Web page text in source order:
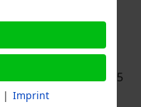
Aussage darüber
die
Plauen
mit 14 Ja bei 5
| Imprint